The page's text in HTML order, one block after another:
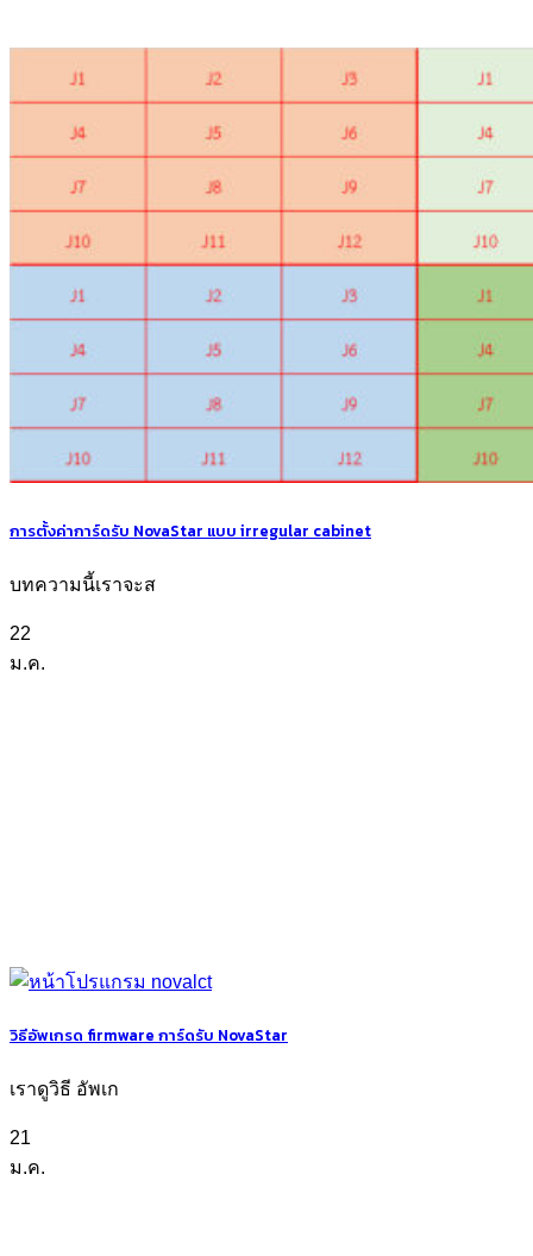
การตั้งค่าการ์ดรับ NovaStar แบบ irregular cabinet
บทความนี้เราจะส
22
ม.ค.
วิธีอัพเกรด firmware การ์ดรับ NovaStar
เราดูวิธี อัพเก
21
ม.ค.